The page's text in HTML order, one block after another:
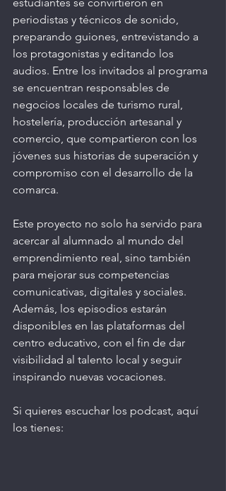
periodistas y técnicos de sonido,
preparando guiones, entrevistando a
los protagonistas y editando los
audios. Entre los invitados al programa
se encuentran responsables de
negocios locales de turismo rural,
hostelería, producción artesanal y
comercio, que compartieron con los
jóvenes sus historias de superación y
compromiso con el desarrollo de la
comarca.
Este proyecto no solo ha servido para
acercar al alumnado al mundo del
emprendimiento real, sino también
para mejorar sus competencias
comunicativas, digitales y sociales.
Además, los episodios estarán
disponibles en las plataformas del
centro educativo, con el fin de dar
visibilidad al talento local y seguir
inspirando nuevas vocaciones.
Si quieres escuchar los podcast, aquí
los tienes: